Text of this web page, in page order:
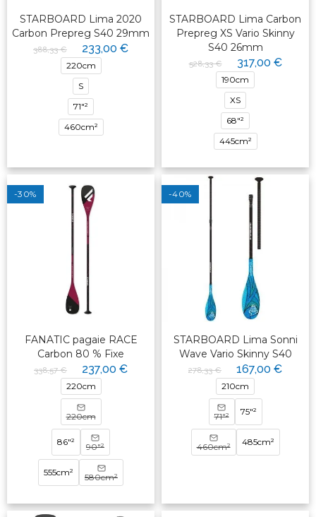
STARBOARD Lima 2020
Carbon Prepreg S40 29mm
388,33 € 233,00 €
220cm
S
71"²
460cm²
STARBOARD Lima Carbon
Prepreg XS Vario Skinny
S40 26mm
528,33 € 317,00 €
190cm
XS
68"²
445cm²
-30%
FANATIC pagaie RACE
Carbon 80 % Fixe
338,57 € 237,00 €
220cm
220cm
86"² 90"²
555cm² 580cm²
-40%
STARBOARD Lima Sonni
Wave Vario Skinny S40
278,33 € 167,00 €
210cm
71"² 75"²
460cm² 485cm²